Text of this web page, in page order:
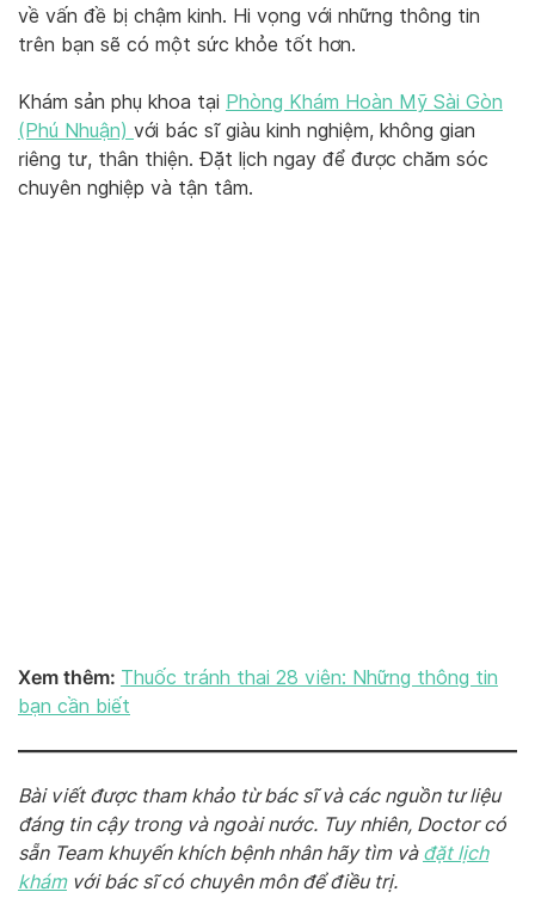
về vấn đề bị chậm kinh. Hi vọng với những thông tin
trên bạn sẽ có một sức khỏe tốt hơn.
Khám sản phụ khoa tại Phòng Khám Hoàn Mỹ Sài Gòn
(Phú Nhuận) với bác sĩ giàu kinh nghiệm, không gian
riêng tư, thân thiện. Đặt lịch ngay để được chăm sóc
chuyên nghiệp và tận tâm.
Xem thêm: Thuốc tránh thai 28 viên: Những thông tin
bạn cần biết
Bài viết được tham khảo từ bác sĩ và các nguồn tư liệu
đáng tin cậy trong và ngoài nước. Tuy nhiên, Doctor có
sẵn Team khuyến khích bệnh nhân hãy tìm và đặt lịch
khámvới bác sĩ có chuyên môn để điều trị.